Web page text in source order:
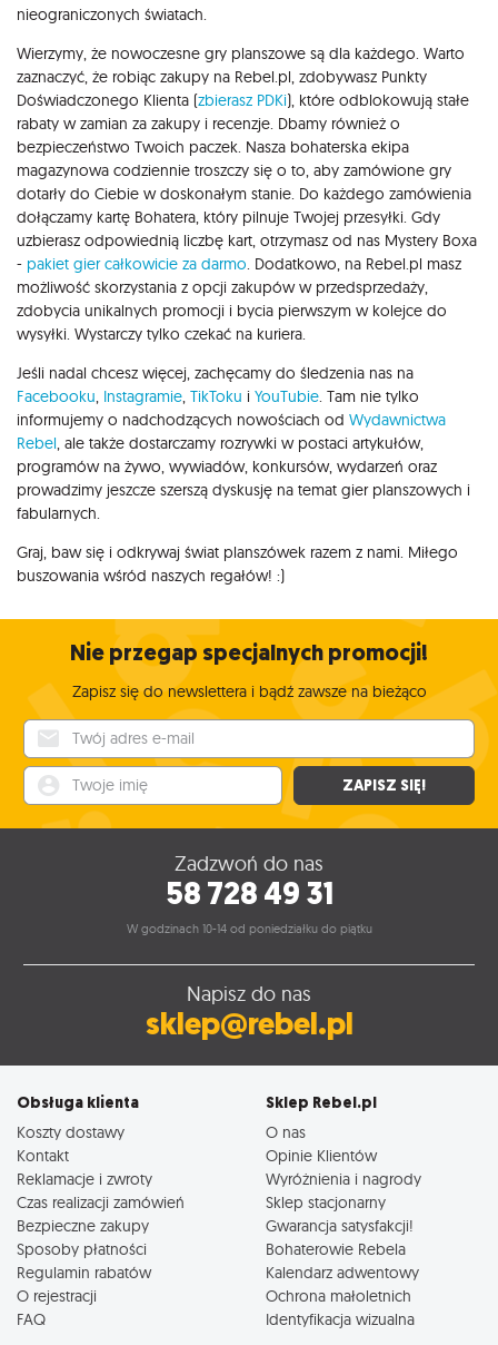
nieograniczonych światach.
Wierzymy, że nowoczesne gry planszowe są dla każdego. Warto
zaznaczyć, że robiąc zakupy na Rebel.pl, zdobywasz Punkty
Doświadczonego Klienta (zbierasz PDKi), które odblokowują stałe
rabaty w zamian za zakupy i recenzje. Dbamy również o
bezpieczeństwo Twoich paczek. Nasza bohaterska ekipa
magazynowa codziennie troszczy się o to, aby zamówione gry
dotarły do Ciebie w doskonałym stanie. Do każdego zamówienia
dołączamy kartę Bohatera, który pilnuje Twojej przesyłki. Gdy
uzbierasz odpowiednią liczbę kart, otrzymasz od nas Mystery Boxa
- pakiet gier całkowicie za darmo . Dodatkowo, na Rebel.pl masz
możliwość skorzystania z opcji zakupów w przedsprzedaży,
zdobycia unikalnych promocji i bycia pierwszym w kolejce do
wysyłki. Wystarczy tylko czekać na kuriera.
Jeśli nadal chcesz więcej, zachęcamy do śledzenia nas na
Facebooku Instagramie TikToku i YouTubie . Tam nie tylko
informujemy o nadchodzących nowościach od Wydawnictwa
Rebel , ale także dostarczamy rozrywki w postaci artykułów,
programów na żywo, wywiadów, konkursów, wydarzeń oraz
prowadzimy jeszcze szerszą dyskusję na temat gier planszowych i
fabularnych.
Graj, baw się i odkrywaj świat planszówek razem z nami. Miłego
buszowania wśród naszych regałów! :)
Nie przegap specjalnych promocji!
Zapisz się do newslettera i bądź zawsze na bieżąco
ZAPISZ SIĘ!
Zadzwoń do nas
58 728 49 31
W godzinach 10-14 od poniedziałku do piątku
Napisz do nas
sklep@rebel.pl
Obsługa klienta
Koszty dostawy
Kontakt
Reklamacje i zwroty
Czas realizacji zamówień
Bezpieczne zakupy
Sposoby płatności
Regulamin rabatów
O rejestracji
FAQ
Sklep Rebel.pl
O nas
Opinie Klientów
Wyróżnienia i nagrody
Sklep stacjonarny
Gwarancja satysfakcji!
Bohaterowie Rebela
Kalendarz adwentowy
Ochrona małoletnich
Identyfikacja wizualna